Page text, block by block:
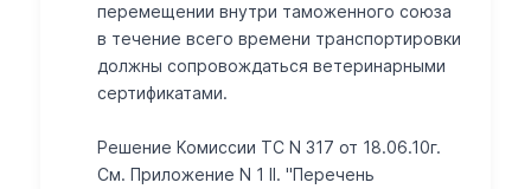
перемещении внутри таможенного союза
в течение всего времени транспортировки
должны сопровождаться ветеринарными
сертификатами.
Решение Комиссии ТС N 317 от 18.06.10г.
См. Приложение N 1 II. "Перечень